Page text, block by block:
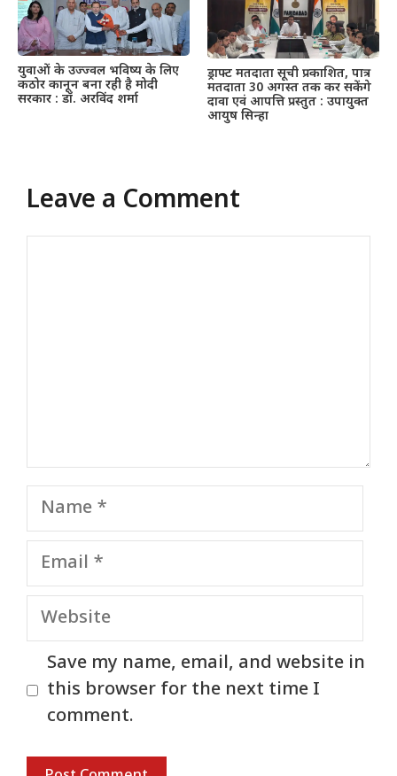
युवाओं के उज्ज्वल भविष्य के लिए
कठोर कानून बना रही है मोदी
सरकार : डॉ. अरविंद शर्मा
ड्राफ्ट मतदाता सूची प्रकाशित, पात्र
मतदाता 30 अगस्त तक कर सकेंगे
दावा एवं आपत्ति प्रस्तुत : उपायुक्त
आयुष सिन्हा
Leave a Comment
Name
Email
Website
Save my name, email, and website in
this browser for the next time I
comment.